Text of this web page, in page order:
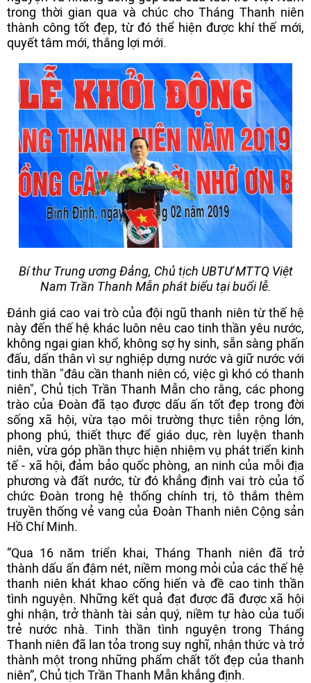
trong thời gian qua và chúc cho Tháng Thanh niên
thành công tốt đẹp, từ đó thể hiện được khí thế mới,
quyết tâm mới, thắng lợi mới.
Bí thư Trung ương Đảng, Chủ tịch UBTƯ MTTQ Việt
Nam Trần Thanh Mẫn phát biểu tại buổi lễ.
Đánh giá cao vai trò của đội ngũ thanh niên từ thế hệ
này đến thế hệ khác luôn nêu cao tinh thần yêu nước,
không ngại gian khổ, không sợ hy sinh, sẵn sàng phấn
đấu, dấn thân vì sự nghiệp dựng nước và giữ nước với
tinh thần "đâu cần thanh niên có, việc gì khó có thanh
niên", Chủ tịch Trần Thanh Mẫn cho rằng, các phong
trào của Đoàn đã tạo được dấu ấn tốt đẹp trong đời
sống xã hội, vừa tạo môi trường thực tiễn rộng lớn,
phong phú, thiết thực để giáo dục, rèn luyện thanh
niên, vừa góp phần thực hiện nhiệm vụ phát triển kinh
tế - xã hội, đảm bảo quốc phòng, an ninh của mỗi địa
phương và đất nước, từ đó khẳng định vai trò của tổ
chức Đoàn trong hệ thống chính trị, tô thắm thêm
truyền thống vẻ vang của Đoàn Thanh niên Cộng sản
Hồ Chí Minh.
“Qua 16 năm triển khai, Tháng Thanh niên đã trở
thành dấu ấn đậm nét, niềm mong mỏi của các thế hệ
thanh niên khát khao cống hiến và đề cao tinh thần
tình nguyện. Những kết quả đạt được đã được xã hội
ghi nhận, trở thành tài sản quý, niềm tự hào của tuổi
trẻ nước nhà. Tinh thần tình nguyện trong Tháng
Thanh niên đã lan tỏa trong suy nghĩ, nhận thức và trở
thành một trong những phẩm chất tốt đẹp của thanh
niên”, Chủ tịch Trần Thanh Mẫn khẳng định.